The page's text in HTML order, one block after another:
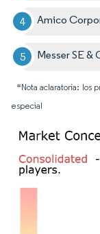
Amico
Messer SE &
*Nota aclaratoria: los
especial